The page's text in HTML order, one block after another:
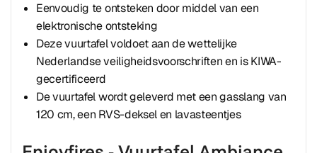
Eenvoudig te ontsteken door middel van een
elektronische ontsteking
Deze vuurtafel voldoet aan de wettelijke
Nederlandse veiligheidsvoorschriften en is KIWA-
gecertificeerd
De vuurtafel wordt geleverd met een gasslang van
120 cm, een RVS-deksel en lavasteentjes